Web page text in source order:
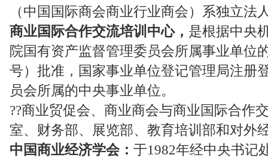
（中国国际商会商业行业商会）系独立法
商业国际合作交流培训中心， 是根据中央
院国有资产监督管理委员会所属事业单位
号）批准，国家事业单位登记管理局注册
员会所属的中央事业单位。
??商业贸促会、商业商会与商业国际合作
室、财务部、展览部、教育培训部和对外
中国商业经济学会： 于1982年经中央书记